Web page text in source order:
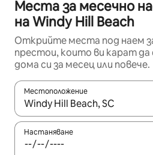
Места за месечно
на Windy Hill Beach
Открийте места под наем
престои, които ви карат
дома си за месец или повече.
Местоположение
Когато резултатите се
Настаняване